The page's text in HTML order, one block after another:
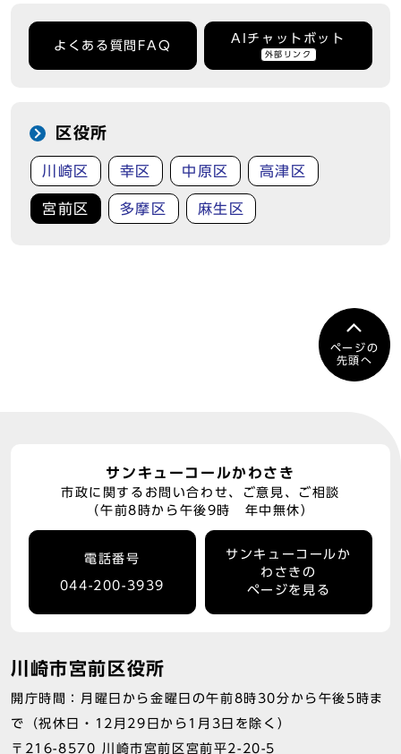
よくある質問FAQ
AIチャットボット
外部リンク
区役所
川崎区 幸区 中原区 高津区
宮前区 多摩区 麻生区
ページの
先頭へ
サンキューコールかわさき
市政に関するお問い合わせ、ご意見、ご相談
（午前8時から午後9時 年中無休）
電話番号
044-200-3939
サンキューコールか
わさきの
ページを見る
川崎市宮前区役所
開庁時間：月曜日から金曜日の午前8時30分から午後5時ま
で（祝休日・12月29日から1月3日を除く）
〒216-8570 川崎市宮前区宮前平2-20-5